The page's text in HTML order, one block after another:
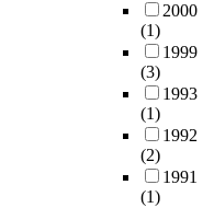
2000
(1)
1999
(3)
1993
(1)
1992
(2)
1991
(1)